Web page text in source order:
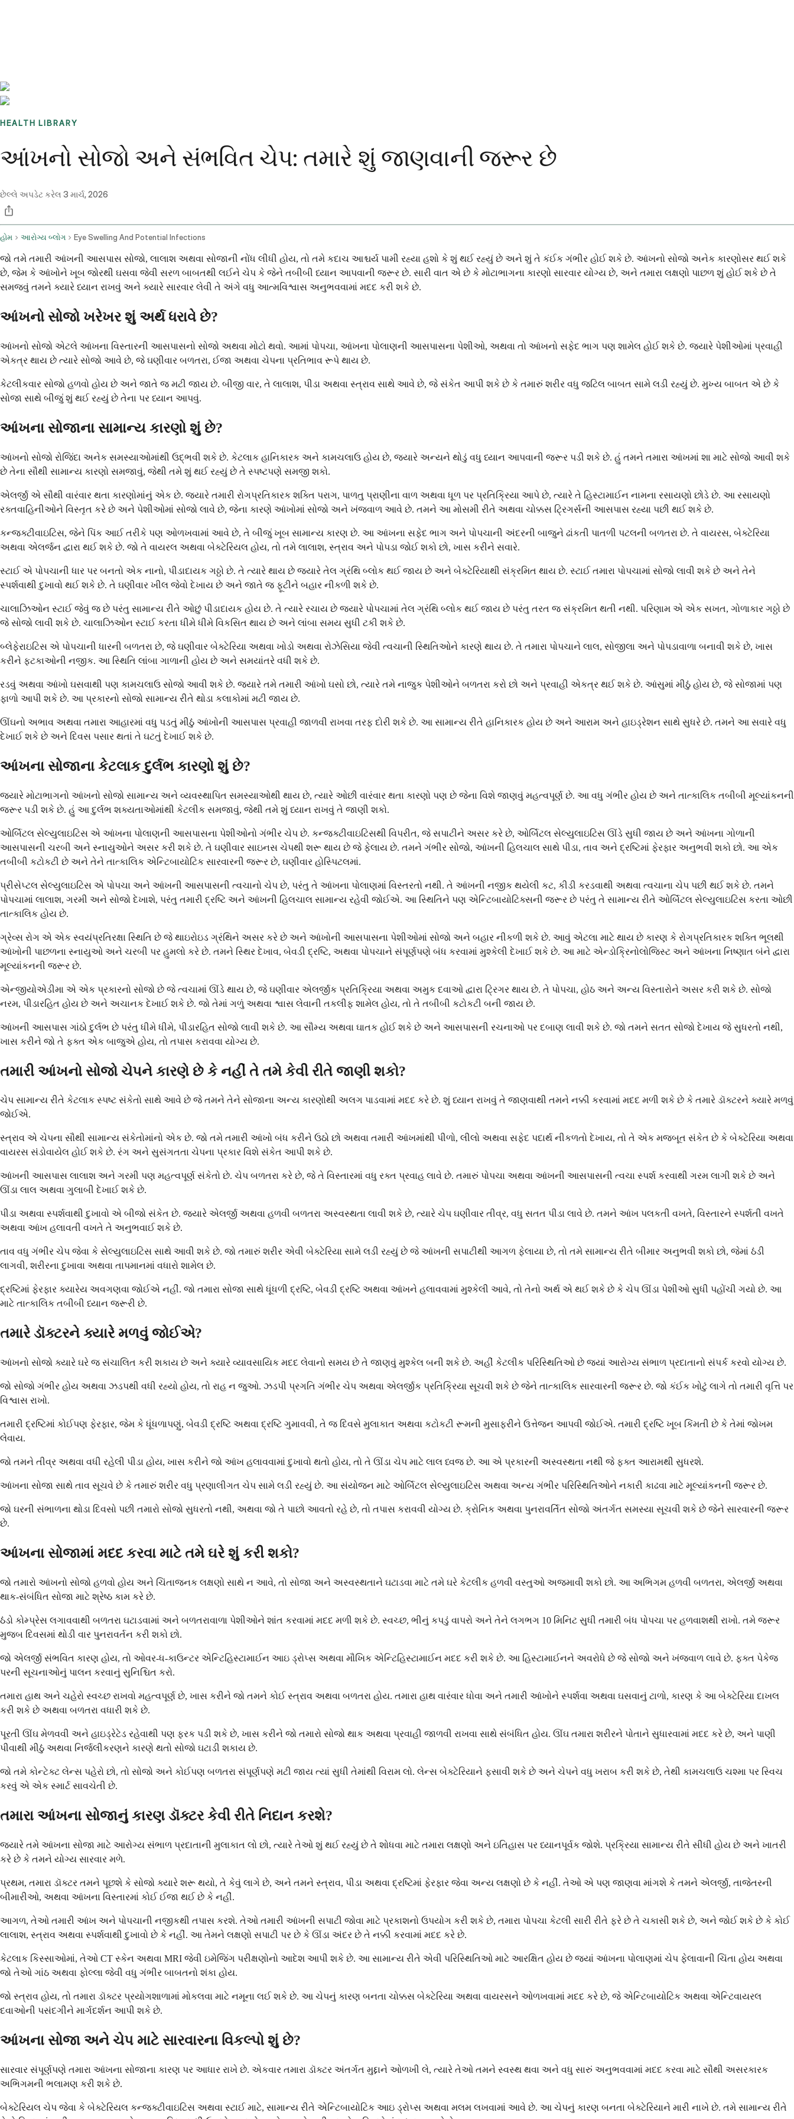
HEALTH LIBRARY
આંખનો સોજો અને સંભવિત ચેપ: તમારે શું જાણવાની જરૂર છે
છેલ્લે અપડેટ કરેલ 3 માર્ચ, 2026
હોમ આરોગ્ય બ્લોગ Eye Swelling And Potential Infections
જો તમે તમારી આંખની આસપાસ સોજો, લાલાશ અથવા સોજાની નોંધ લીધી હોય, તો તમે કદાચ આશ્ચર્ય પામી રહ્યા હશો કે શું થઈ રહ્યું છે અને શું તે કંઈક ગંભીર હોઈ શકે છે. આંખનો સોજો અનેક કારણોસર થઈ શકે
છે, જેમ કે આંખોને ખૂબ જોરથી ઘસવા જેવી સરળ બાબતથી લઈને ચેપ કે જેને તબીબી ધ્યાન આપવાની જરૂર છે. સારી વાત એ છે કે મોટાભાગના કારણો સારવાર યોગ્ય છે, અને તમારા લક્ષણો પાછળ શું હોઈ શકે છે તે
સમજવું તમને ક્યારે ધ્યાન રાખવું અને ક્યારે સારવાર લેવી તે અંગે વધુ આત્મવિશ્વાસ અનુભવવામાં મદદ કરી શકે છે.
આંખનો સોજો ખરેખર શું અર્થ ધરાવે છે?
આંખનો સોજો એટલે આંખના વિસ્તારની આસપાસનો સોજો અથવા મોટો થવો. આમાં પોપચા, આંખના પોલાણની આસપાસના પેશીઓ, અથવા તો આંખનો સફેદ ભાગ પણ શામેલ હોઈ શકે છે. જ્યારે પેશીઓમાં પ્રવાહી
એકત્ર થાય છે ત્યારે સોજો આવે છે, જે ઘણીવાર બળતરા, ઈજા અથવા ચેપના પ્રતિભાવ રૂપે થાય છે.
કેટલીકવાર સોજો હળવો હોય છે અને જાતે જ મટી જાય છે. બીજી વાર, તે લાલાશ, પીડા અથવા સ્ત્રાવ સાથે આવે છે, જે સંકેત આપી શકે છે કે તમારું શરીર વધુ જટિલ બાબત સામે લડી રહ્યું છે. મુખ્ય બાબત એ છે કે
સોજા સાથે બીજું શું થઈ રહ્યું છે તેના પર ધ્યાન આપવું.
આંખના સોજાના સામાન્ય કારણો શું છે?
આંખનો સોજો રોજિંદા અનેક સમસ્યાઓમાંથી ઉદ્ભવી શકે છે. કેટલાક હાનિકારક અને કામચલાઉ હોય છે, જ્યારે અન્યને થોડું વધુ ધ્યાન આપવાની જરૂર પડી શકે છે. હું તમને તમારા આંખમાં શા માટે સોજો આવી શકે
છે તેના સૌથી સામાન્ય કારણો સમજાવું, જેથી તમે શું થઈ રહ્યું છે તે સ્પષ્ટપણે સમજી શકો.
એલર્જી એ સૌથી વારંવાર થતા કારણોમાંનું એક છે. જ્યારે તમારી રોગપ્રતિકારક શક્તિ પરાગ, પાળતુ પ્રાણીના વાળ અથવા ધૂળ પર પ્રતિક્રિયા આપે છે, ત્યારે તે હિસ્ટામાઈન નામના રસાયણો છોડે છે. આ રસાયણો
રક્તવાહિનીઓને વિસ્તૃત કરે છે અને પેશીઓમાં સોજો લાવે છે, જેના કારણે આંખોમાં સોજો અને ખંજવાળ આવે છે. તમને આ મોસમી રીતે અથવા ચોક્કસ ટ્રિગર્સની આસપાસ રહ્યા પછી થઈ શકે છે.
કન્જક્ટીવાઇટિસ, જેને પિંક આઈ તરીકે પણ ઓળખવામાં આવે છે, તે બીજું ખૂબ સામાન્ય કારણ છે. આ આંખના સફેદ ભાગ અને પોપચાની અંદરની બાજુને ઢાંકતી પાતળી પટલની બળતરા છે. તે વાયરસ, બેક્ટેરિયા
અથવા એલર્જન દ્વારા થઈ શકે છે. જો તે વાયરલ અથવા બેક્ટેરિયલ હોય, તો તમે લાલાશ, સ્ત્રાવ અને પોપડા જોઈ શકો છો, ખાસ કરીને સવારે.
સ્ટાઈ એ પોપચાની ધાર પર બનતો એક નાનો, પીડાદાયક ગઠ્ઠો છે. તે ત્યારે થાય છે જ્યારે તેલ ગ્રંથિ બ્લોક થઈ જાય છે અને બેક્ટેરિયાથી સંક્રમિત થાય છે. સ્ટાઈ તમારા પોપચામાં સોજો લાવી શકે છે અને તેને
સ્પર્શવાથી દુખાવો થઈ શકે છે. તે ઘણીવાર ખીલ જેવો દેખાય છે અને જાતે જ ફૂટીને બહાર નીકળી શકે છે.
ચાલાઝિઓન સ્ટાઈ જેવું જ છે પરંતુ સામાન્ય રીતે ઓછું પીડાદાયક હોય છે. તે ત્યારે રચાય છે જ્યારે પોપચામાં તેલ ગ્રંથિ બ્લોક થઈ જાય છે પરંતુ તરત જ સંક્રમિત થતી નથી. પરિણામ એ એક સખત, ગોળાકાર ગઠ્ઠો છે
જે સોજો લાવી શકે છે. ચાલાઝિઓન સ્ટાઈ કરતા ધીમે ધીમે વિકસિત થાય છે અને લાંબા સમય સુધી ટકી શકે છે.
બ્લેફેરાઇટિસ એ પોપચાની ધારની બળતરા છે, જે ઘણીવાર બેક્ટેરિયા અથવા ખોડો અથવા રોઝેસિયા જેવી ત્વચાની સ્થિતિઓને કારણે થાય છે. તે તમારા પોપચાને લાલ, સોજીલા અને પોપડાવાળા બનાવી શકે છે, ખાસ
કરીને ફટકાઓની નજીક. આ સ્થિતિ લાંબા ગાળાની હોય છે અને સમયાંતરે વધી શકે છે.
રડવું અથવા આંખો ઘસવાથી પણ કામચલાઉ સોજો આવી શકે છે. જ્યારે તમે તમારી આંખો ઘસો છો, ત્યારે તમે નાજુક પેશીઓને બળતરા કરો છો અને પ્રવાહી એકત્ર થઈ શકે છે. આંસુમાં મીઠું હોય છે, જે સોજામાં પણ
ફાળો આપી શકે છે. આ પ્રકારનો સોજો સામાન્ય રીતે થોડા કલાકોમાં મટી જાય છે.
ઊંઘનો અભાવ અથવા તમારા આહારમાં વધુ પડતું મીઠું આંખોની આસપાસ પ્રવાહી જાળવી રાખવા તરફ દોરી શકે છે. આ સામાન્ય રીતે હાનિકારક હોય છે અને આરામ અને હાઇડ્રેશન સાથે સુધરે છે. તમને આ સવારે વધુ
દેખાઈ શકે છે અને દિવસ પસાર થતાં તે ઘટતું દેખાઈ શકે છે.
આંખના સોજાના કેટલાક દુર્લભ કારણો શું છે?
જ્યારે મોટાભાગનો આંખનો સોજો સામાન્ય અને વ્યવસ્થાપિત સમસ્યાઓથી થાય છે, ત્યારે ઓછી વારંવાર થતા કારણો પણ છે જેના વિશે જાણવું મહત્વપૂર્ણ છે. આ વધુ ગંભીર હોય છે અને તાત્કાલિક તબીબી મૂલ્યાંકનની
જરૂર પડી શકે છે. હું આ દુર્લભ શક્યતાઓમાંથી કેટલીક સમજાવું, જેથી તમે શું ધ્યાન રાખવું તે જાણી શકો.
ઓર્બિટલ સેલ્યુલાઇટિસ એ આંખના પોલાણની આસપાસના પેશીઓનો ગંભીર ચેપ છે. કન્જક્ટીવાઇટિસથી વિપરીત, જે સપાટીને અસર કરે છે, ઓર્બિટલ સેલ્યુલાઇટિસ ઊંડે સુધી જાય છે અને આંખના ગોળાની
આસપાસની ચરબી અને સ્નાયુઓને અસર કરી શકે છે. તે ઘણીવાર સાઇનસ ચેપથી શરૂ થાય છે જે ફેલાય છે. તમને ગંભીર સોજો, આંખની હિલચાલ સાથે પીડા, તાવ અને દ્રષ્ટિમાં ફેરફાર અનુભવી શકો છો. આ એક
તબીબી કટોકટી છે અને તેને તાત્કાલિક એન્ટિબાયોટિક સારવારની જરૂર છે, ઘણીવાર હોસ્પિટલમાં.
પ્રીસેપ્ટલ સેલ્યુલાઇટિસ એ પોપચા અને આંખની આસપાસની ત્વચાનો ચેપ છે, પરંતુ તે આંખના પોલાણમાં વિસ્તરતો નથી. તે આંખની નજીક થયેલી કટ, કીડી કરડવાથી અથવા ત્વચાના ચેપ પછી થઈ શકે છે. તમને
પોપચામાં લાલાશ, ગરમી અને સોજો દેખાશે, પરંતુ તમારી દ્રષ્ટિ અને આંખની હિલચાલ સામાન્ય રહેવી જોઈએ. આ સ્થિતિને પણ એન્ટિબાયોટિક્સની જરૂર છે પરંતુ તે સામાન્ય રીતે ઓર્બિટલ સેલ્યુલાઇટિસ કરતા ઓછી
તાત્કાલિક હોય છે.
ગ્રેવ્સ રોગ એ એક સ્વયંપ્રતિરક્ષા સ્થિતિ છે જે થાઇરોઇડ ગ્રંથિને અસર કરે છે અને આંખોની આસપાસના પેશીઓમાં સોજો અને બહાર નીકળી શકે છે. આવું એટલા માટે થાય છે કારણ કે રોગપ્રતિકારક શક્તિ ભૂલથી
આંખોની પાછળના સ્નાયુઓ અને ચરબી પર હુમલો કરે છે. તમને સ્થિર દેખાવ, બેવડી દ્રષ્ટિ, અથવા પોપચાને સંપૂર્ણપણે બંધ કરવામાં મુશ્કેલી દેખાઈ શકે છે. આ માટે એન્ડોક્રિનોલોજિસ્ટ અને આંખના નિષ્ણાત બંને દ્વારા
મૂલ્યાંકનની જરૂર છે.
એન્જીયોએડીમા એ એક પ્રકારનો સોજો છે જે ત્વચામાં ઊંડે થાય છે, જે ઘણીવાર એલર્જીક પ્રતિક્રિયા અથવા અમુક દવાઓ દ્વારા ટ્રિગર થાય છે. તે પોપચા, હોઠ અને અન્ય વિસ્તારોને અસર કરી શકે છે. સોજો
નરમ, પીડારહિત હોય છે અને અચાનક દેખાઈ શકે છે. જો તેમાં ગળું અથવા શ્વાસ લેવાની તકલીફ શામેલ હોય, તો તે તબીબી કટોકટી બની જાય છે.
આંખની આસપાસ ગાંઠો દુર્લભ છે પરંતુ ધીમે ધીમે, પીડારહિત સોજો લાવી શકે છે. આ સૌમ્ય અથવા ઘાતક હોઈ શકે છે અને આસપાસની રચનાઓ પર દબાણ લાવી શકે છે. જો તમને સતત સોજો દેખાય જે સુધરતો નથી,
ખાસ કરીને જો તે ફક્ત એક બાજુએ હોય, તો તપાસ કરાવવા યોગ્ય છે.
તમારી આંખનો સોજો ચેપને કારણે છે કે નહીં તે તમે કેવી રીતે જાણી શકો?
ચેપ સામાન્ય રીતે કેટલાક સ્પષ્ટ સંકેતો સાથે આવે છે જે તમને તેને સોજાના અન્ય કારણોથી અલગ પાડવામાં મદદ કરે છે. શું ધ્યાન રાખવું તે જાણવાથી તમને નક્કી કરવામાં મદદ મળી શકે છે કે તમારે ડૉક્ટરને ક્યારે મળવું
જોઈએ.
સ્ત્રાવ એ ચેપના સૌથી સામાન્ય સંકેતોમાંનો એક છે. જો તમે તમારી આંખો બંધ કરીને ઉઠો છો અથવા તમારી આંખમાંથી પીળો, લીલો અથવા સફેદ પદાર્થ નીકળતો દેખાય, તો તે એક મજબૂત સંકેત છે કે બેક્ટેરિયા અથવા
વાયરસ સંડોવાયેલ હોઈ શકે છે. રંગ અને સુસંગતતા ચેપના પ્રકાર વિશે સંકેત આપી શકે છે.
આંખની આસપાસ લાલાશ અને ગરમી પણ મહત્વપૂર્ણ સંકેતો છે. ચેપ બળતરા કરે છે, જે તે વિસ્તારમાં વધુ રક્ત પ્રવાહ લાવે છે. તમારું પોપચા અથવા આંખની આસપાસની ત્વચા સ્પર્શ કરવાથી ગરમ લાગી શકે છે અને
ઊંડા લાલ અથવા ગુલાબી દેખાઈ શકે છે.
પીડા અથવા સ્પર્શવાથી દુખાવો એ બીજો સંકેત છે. જ્યારે એલર્જી અથવા હળવી બળતરા અસ્વસ્થતા લાવી શકે છે, ત્યારે ચેપ ઘણીવાર તીવ્ર, વધુ સતત પીડા લાવે છે. તમને આંખ પલકતી વખતે, વિસ્તારને સ્પર્શતી વખતે
અથવા આંખ હલાવતી વખતે તે અનુભવાઈ શકે છે.
તાવ વધુ ગંભીર ચેપ જેવા કે સેલ્યુલાઇટિસ સાથે આવી શકે છે. જો તમારું શરીર એવી બેક્ટેરિયા સામે લડી રહ્યું છે જે આંખની સપાટીથી આગળ ફેલાયા છે, તો તમે સામાન્ય રીતે બીમાર અનુભવી શકો છો, જેમાં ઠંડી
લાગવી, શરીરના દુખાવા અથવા તાપમાનમાં વધારો શામેલ છે.
દ્રષ્ટિમાં ફેરફાર ક્યારેય અવગણવા જોઈએ નહીં. જો તમારા સોજા સાથે ધૂંધળી દ્રષ્ટિ, બેવડી દ્રષ્ટિ અથવા આંખને હલાવવામાં મુશ્કેલી આવે, તો તેનો અર્થ એ થઈ શકે છે કે ચેપ ઊંડા પેશીઓ સુધી પહોંચી ગયો છે. આ
માટે તાત્કાલિક તબીબી ધ્યાન જરૂરી છે.
તમારે ડૉક્ટરને ક્યારે મળવું જોઈએ?
આંખનો સોજો ક્યારે ઘરે જ સંચાલિત કરી શકાય છે અને ક્યારે વ્યાવસાયિક મદદ લેવાનો સમય છે તે જાણવું મુશ્કેલ બની શકે છે. અહીં કેટલીક પરિસ્થિતિઓ છે જ્યાં આરોગ્ય સંભાળ પ્રદાતાનો સંપર્ક કરવો યોગ્ય છે.
જો સોજો ગંભીર હોય અથવા ઝડપથી વધી રહ્યો હોય, તો રાહ ન જુઓ. ઝડપી પ્રગતિ ગંભીર ચેપ અથવા એલર્જીક પ્રતિક્રિયા સૂચવી શકે છે જેને તાત્કાલિક સારવારની જરૂર છે. જો કંઈક ખોટું લાગે તો તમારી વૃત્તિ પર
વિશ્વાસ રાખો.
તમારી દ્રષ્ટિમાં કોઈપણ ફેરફાર, જેમ કે ધૂંધળાપણું, બેવડી દ્રષ્ટિ અથવા દ્રષ્ટિ ગુમાવવી, તે જ દિવસે મુલાકાત અથવા કટોકટી રૂમની મુસાફરીને ઉત્તેજન આપવી જોઈએ. તમારી દ્રષ્ટિ ખૂબ કિંમતી છે કે તેમાં જોખમ
લેવાય.
જો તમને તીવ્ર અથવા વધી રહેલી પીડા હોય, ખાસ કરીને જો આંખ હલાવવામાં દુખાવો થતો હોય, તો તે ઊંડા ચેપ માટે લાલ ધ્વજ છે. આ એ પ્રકારની અસ્વસ્થતા નથી જે ફક્ત આરામથી સુધરશે.
આંખના સોજા સાથે તાવ સૂચવે છે કે તમારું શરીર વધુ પ્રણાલીગત ચેપ સામે લડી રહ્યું છે. આ સંયોજન માટે ઓર્બિટલ સેલ્યુલાઇટિસ અથવા અન્ય ગંભીર પરિસ્થિતિઓને નકારી કાઢવા માટે મૂલ્યાંકનની જરૂર છે.
જો ઘરની સંભાળના થોડા દિવસો પછી તમારો સોજો સુધરતો નથી, અથવા જો તે પાછો આવતો રહે છે, તો તપાસ કરાવવી યોગ્ય છે. ક્રોનિક અથવા પુનરાવર્તિત સોજો અંતર્ગત સમસ્યા સૂચવી શકે છે જેને સારવારની જરૂર
છે.
આંખના સોજામાં મદદ કરવા માટે તમે ઘરે શું કરી શકો?
જો તમારો આંખનો સોજો હળવો હોય અને ચિંતાજનક લક્ષણો સાથે ન આવે, તો સોજા અને અસ્વસ્થતાને ઘટાડવા માટે તમે ઘરે કેટલીક હળવી વસ્તુઓ અજમાવી શકો છો. આ અભિગમ હળવી બળતરા, એલર્જી અથવા
થાક-સંબંધિત સોજા માટે શ્રેષ્ઠ કામ કરે છે.
ઠંડો કોમ્પ્રેસ લગાવવાથી બળતરા ઘટાડવામાં અને બળતરાવાળા પેશીઓને શાંત કરવામાં મદદ મળી શકે છે. સ્વચ્છ, ભીનું કપડું વાપરો અને તેને લગભગ 10 મિનિટ સુધી તમારી બંધ પોપચા પર હળવાશથી રાખો. તમે જરૂર
મુજબ દિવસમાં થોડી વાર પુનરાવર્તન કરી શકો છો.
જો એલર્જી સંભવિત કારણ હોય, તો ઓવર-ધ-કાઉન્ટર એન્ટિહિસ્ટામાઈન આઇ ડ્રોપ્સ અથવા મૌખિક એન્ટિહિસ્ટામાઈન મદદ કરી શકે છે. આ હિસ્ટામાઈનને અવરોધે છે જે સોજો અને ખંજવાળ લાવે છે. ફક્ત પેકેજ
પરની સૂચનાઓનું પાલન કરવાનું સુનિશ્ચિત કરો.
તમારા હાથ અને ચહેરો સ્વચ્છ રાખવો મહત્વપૂર્ણ છે, ખાસ કરીને જો તમને કોઈ સ્ત્રાવ અથવા બળતરા હોય. તમારા હાથ વારંવાર ધોવા અને તમારી આંખોને સ્પર્શવા અથવા ઘસવાનું ટાળો, કારણ કે આ બેક્ટેરિયા દાખલ
કરી શકે છે અથવા બળતરા વધારી શકે છે.
પૂરતી ઊંઘ મેળવવી અને હાઇડ્રેટેડ રહેવાથી પણ ફરક પડી શકે છે, ખાસ કરીને જો તમારો સોજો થાક અથવા પ્રવાહી જાળવી રાખવા સાથે સંબંધિત હોય. ઊંઘ તમારા શરીરને પોતાને સુધારવામાં મદદ કરે છે, અને પાણી
પીવાથી મીઠું અથવા નિર્જલીકરણને કારણે થતો સોજો ઘટાડી શકાય છે.
જો તમે કોન્ટેક્ટ લેન્સ પહેરો છો, તો સોજો અને કોઈપણ બળતરા સંપૂર્ણપણે મટી જાય ત્યાં સુધી તેમાંથી વિરામ લો. લેન્સ બેક્ટેરિયાને ફસાવી શકે છે અને ચેપને વધુ ખરાબ કરી શકે છે, તેથી કામચલાઉ ચશ્મા પર સ્વિચ
કરવું એ એક સ્માર્ટ સાવચેતી છે.
તમારા આંખના સોજાનું કારણ ડૉક્ટર કેવી રીતે નિદાન કરશે?
જ્યારે તમે આંખના સોજા માટે આરોગ્ય સંભાળ પ્રદાતાની મુલાકાત લો છો, ત્યારે તેઓ શું થઈ રહ્યું છે તે શોધવા માટે તમારા લક્ષણો અને ઇતિહાસ પર ધ્યાનપૂર્વક જોશે. પ્રક્રિયા સામાન્ય રીતે સીધી હોય છે અને ખાતરી
કરે છે કે તમને યોગ્ય સારવાર મળે.
પ્રથમ, તમારા ડૉક્ટર તમને પૂછશે કે સોજો ક્યારે શરૂ થયો, તે કેવું લાગે છે, અને તમને સ્ત્રાવ, પીડા અથવા દ્રષ્ટિમાં ફેરફાર જેવા અન્ય લક્ષણો છે કે નહીં. તેઓ એ પણ જાણવા માંગશે કે તમને એલર્જી, તાજેતરની
બીમારીઓ, અથવા આંખના વિસ્તારમાં કોઈ ઈજા થઈ છે કે નહીં.
આગળ, તેઓ તમારી આંખ અને પોપચાની નજીકથી તપાસ કરશે. તેઓ તમારી આંખની સપાટી જોવા માટે પ્રકાશનો ઉપયોગ કરી શકે છે, તમારા પોપચા કેટલી સારી રીતે ફરે છે તે ચકાસી શકે છે, અને જોઈ શકે છે કે કોઈ
લાલાશ, સ્ત્રાવ અથવા સ્પર્શવાથી દુખાવો છે કે નહીં. આ તેમને લક્ષણો સપાટી પર છે કે ઊંડા અંદર છે તે નક્કી કરવામાં મદદ કરે છે.
કેટલાક કિસ્સાઓમાં, તેઓ CT સ્કેન અથવા MRI જેવી ઇમેજિંગ પરીક્ષણોનો આદેશ આપી શકે છે. આ સામાન્ય રીતે એવી પરિસ્થિતિઓ માટે આરક્ષિત હોય છે જ્યાં આંખના પોલાણમાં ચેપ ફેલાવાની ચિંતા હોય અથવા
જો તેઓ ગાંઠ અથવા ફોલ્લા જેવી વધુ ગંભીર બાબતનો શંકા હોય.
જો સ્ત્રાવ હોય, તો તમારા ડૉક્ટર પ્રયોગશાળામાં મોકલવા માટે નમૂના લઈ શકે છે. આ ચેપનું કારણ બનતા ચોક્કસ બેક્ટેરિયા અથવા વાયરસને ઓળખવામાં મદદ કરે છે, જે એન્ટિબાયોટિક અથવા એન્ટિવાયરલ
દવાઓની પસંદગીને માર્ગદર્શન આપી શકે છે.
આંખના સોજા અને ચેપ માટે સારવારના વિકલ્પો શું છે?
સારવાર સંપૂર્ણપણે તમારા આંખના સોજાના કારણ પર આધાર રાખે છે. એકવાર તમારા ડૉક્ટર અંતર્ગત મુદ્દાને ઓળખી લે, ત્યારે તેઓ તમને સ્વસ્થ થવા અને વધુ સારું અનુભવવામાં મદદ કરવા માટે સૌથી અસરકારક
અભિગમની ભલામણ કરી શકે છે.
બેક્ટેરિયલ ચેપ જેવા કે બેક્ટેરિયલ કન્જક્ટીવાઇટિસ અથવા સ્ટાઈ માટે, સામાન્ય રીતે એન્ટિબાયોટિક આઇ ડ્રોપ્સ અથવા મલમ લખવામાં આવે છે. આ ચેપનું કારણ બનતા બેક્ટેરિયાને મારી નાખે છે. તમે સામાન્ય રીતે